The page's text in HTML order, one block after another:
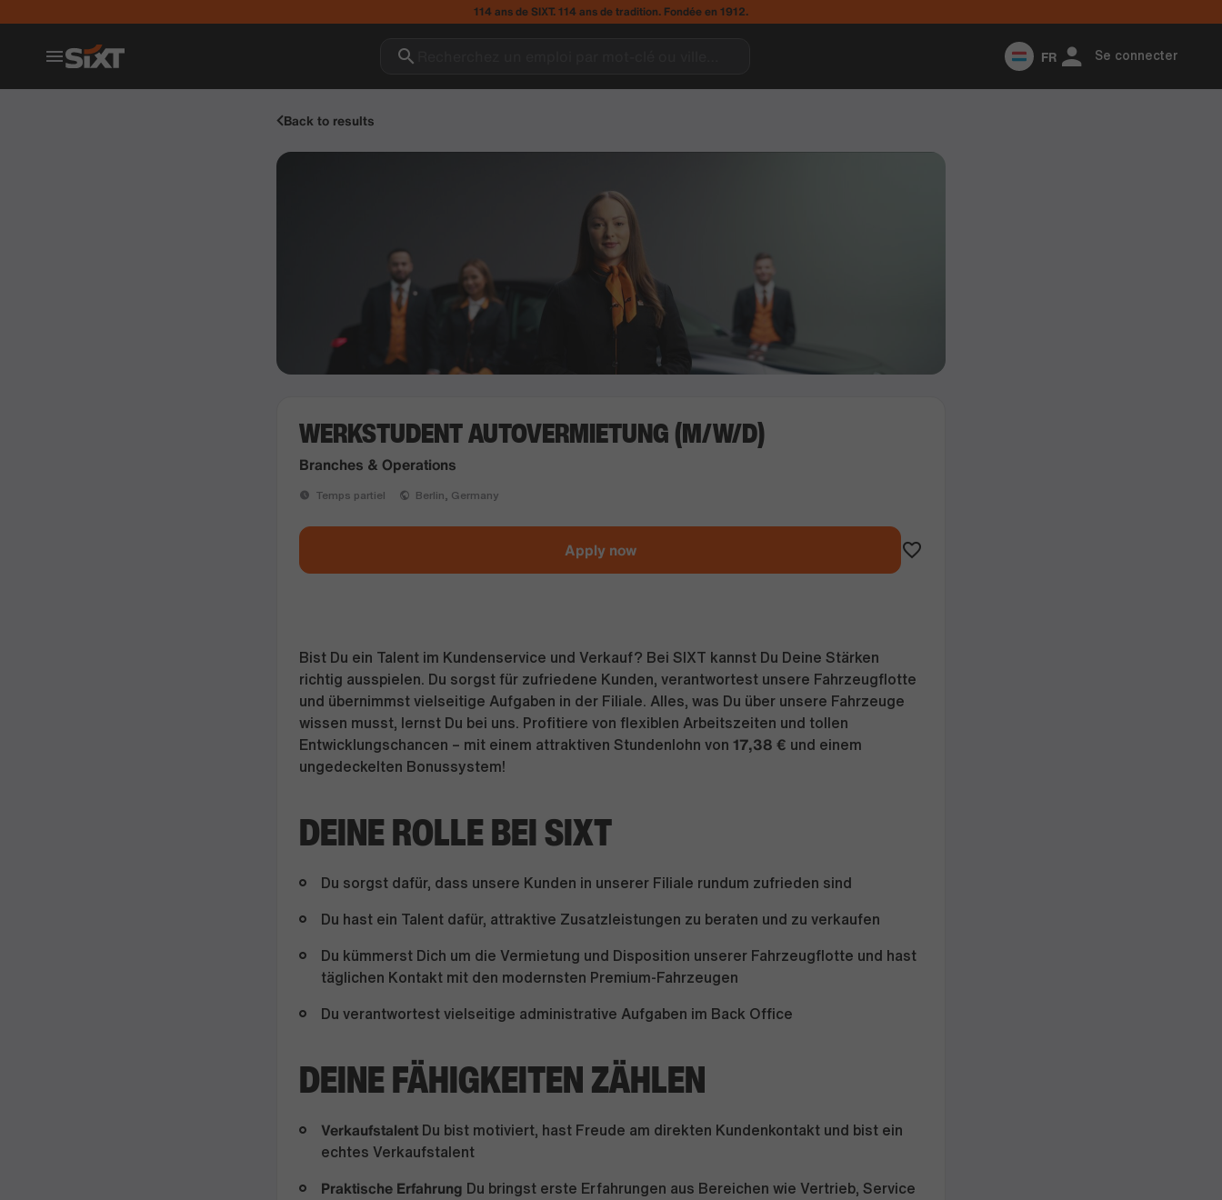
114 ans de SIXT. 114 ans de tradition. Fondée en 1912.
FR Se connecter
Back to results
WERKSTUDENT AUTOVERMIETUNG (M/W/D)
Branches & Operations
Temps partiel Berlin, Germany
Apply now
Bist Du ein Talent im Kundenservice und Verkauf? Bei SIXT kannst Du Deine Stärken
richtig ausspielen. Du sorgst für zufriedene Kunden, verantwortest unsere Fahrzeugflotte
und übernimmst vielseitige Aufgaben in der Filiale. Alles, was Du über unsere Fahrzeuge
wissen musst, lernst Du bei uns. Profitiere von flexiblen Arbeitszeiten und tollen
Entwicklungschancen – mit einem attraktiven Stundenlohn von 17,38 € und einem
ungedeckelten Bonussystem!
DEINE ROLLE BEI SIXT
Du sorgst dafür, dass unsere Kunden in unserer Filiale rundum zufrieden sind
Du hast ein Talent dafür, attraktive Zusatzleistungen zu beraten und zu verkaufen
Du kümmerst Dich um die Vermietung und Disposition unserer Fahrzeugflotte und hast
täglichen Kontakt mit den modernsten Premium-Fahrzeugen
Du verantwortest vielseitige administrative Aufgaben im Back Office
DEINE FÄHIGKEITEN ZÄHLEN
Verkaufstalent Du bist motiviert, hast Freude am direkten Kundenkontakt und bist ein
echtes Verkaufstalent
Praktische Erfahrung Du bringst erste Erfahrungen aus Bereichen wie Vertrieb, Service